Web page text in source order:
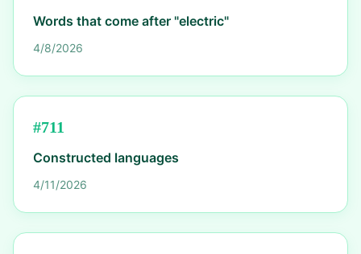
Words that come after "electric"
4/8/2026
#711
Constructed languages
4/11/2026